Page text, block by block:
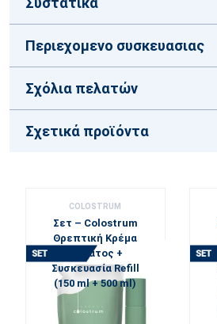
Περιεχομενο συσκευασιας
Σχόλια πελατών
Σχετικά προϊόντα
COLOSTRUM
Σετ – Colostrum
Θρεπτική Κρέμα
Σώματος +
Συσκευασία Refill
(150 ml + 500 ml)